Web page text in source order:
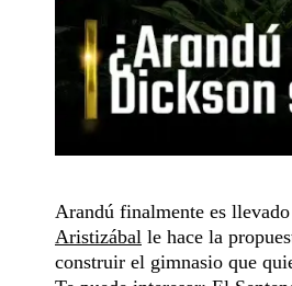
Arandú finalmente es
Aristizábal le hace la
construir el gimnasio que